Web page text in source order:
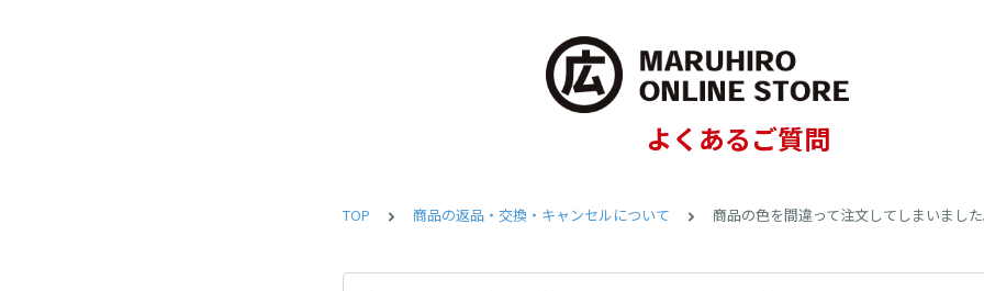
よくあるご質問
TOP 商品の返品・交換・キャンセルについて 商品の色を間違って注文してしまいまし